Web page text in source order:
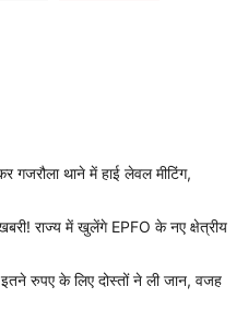
थाने में हाई लेवल मीटिंग,
राज्य में खुलेंगे EPFO के नए क्षेत्रीय
रुपए के लिए दोस्तों ने ली जान, वजह